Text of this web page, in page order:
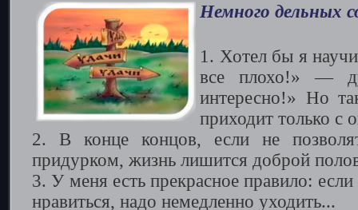
Немного дельных
1. Хотел бы я
все плохо!» —
интересно!» Но
приходит только с
2. В конце концов, если не
придурком, жизнь лишится доброй
3. У меня есть прекрасное правило:
нравиться, надо немедленно уходить...